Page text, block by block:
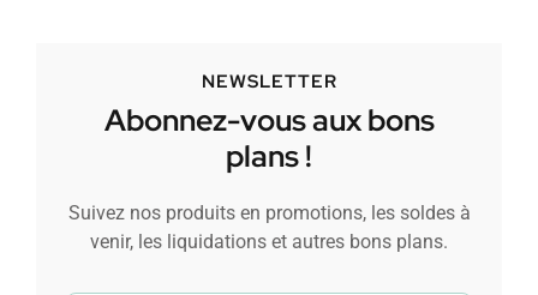
NEWSLETTER
Abonnez-vous aux bons
plans !
Suivez nos produits en promotions, les soldes à
venir, les liquidations et autres bons plans.